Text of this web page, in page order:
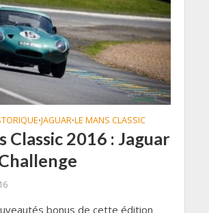
•JAGUAR•LE MANS CLASSIC
Classic 2016 : Jaguar
bonus de cette édition